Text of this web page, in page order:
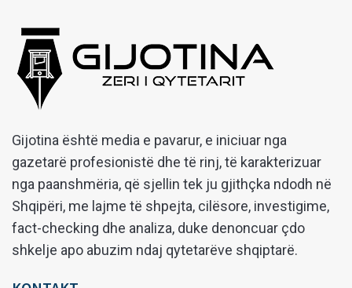
Gijotina është media e pavarur, e iniciuar nga
gazetarë profesionistë dhe të rinj, të karakterizuar
nga paanshmëria, që sjellin tek ju gjithçka ndodh në
Shqipëri, me lajme të shpejta, cilësore, investigime,
fact-checking dhe analiza, duke denoncuar çdo
shkelje apo abuzim ndaj qytetarëve shqiptarë.